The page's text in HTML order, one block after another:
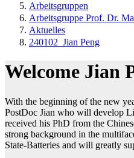
Arbeitsgruppen
Arbeitsgruppe Prof. Dr.
Aktuelles
240102_Jian Peng
Welcome Jian
With the beginning of the new
PostDoc Jian who will develop
received his PhD from the
strong background in the
State-Batteries and will greatly